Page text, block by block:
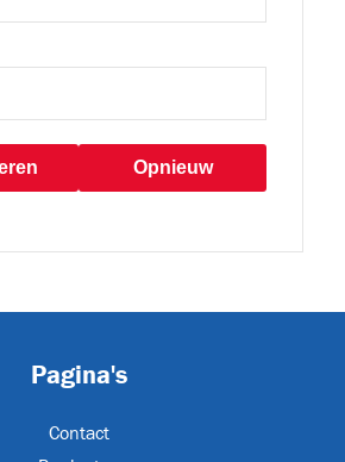
Opnieuw
Pagina's
Contact